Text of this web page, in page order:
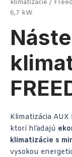
klimatizácie /
6,7 kW
Klimatizácia
ktorí hľadajú
klimatizácie s
vysokou